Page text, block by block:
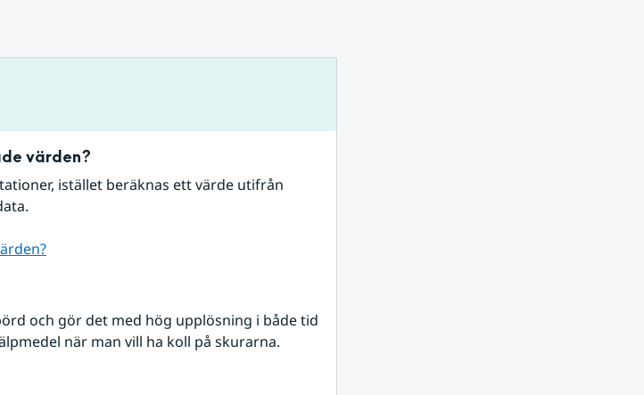
värden?
istället beräknas ett värde utifrån
och gör det med hög upplösning i både tid
när man vill ha koll på skurarna.